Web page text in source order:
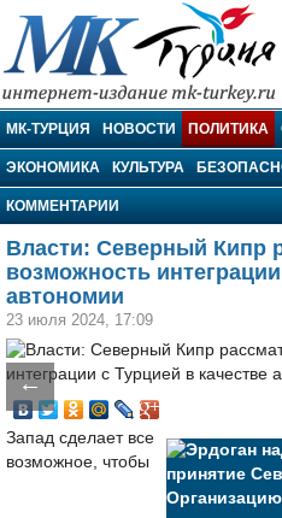
МК-Турция
МК-ТУРЦИЯ НОВОСТИ ПОЛИТИКА
ЭКОНОМИКА КУЛЬТУРА
КОММЕНТАРИИ
Власти: Северный Кипр
возможность
автономии
23 июля 2024, 17:09
←
Запад сделает все
возможное, чтобы